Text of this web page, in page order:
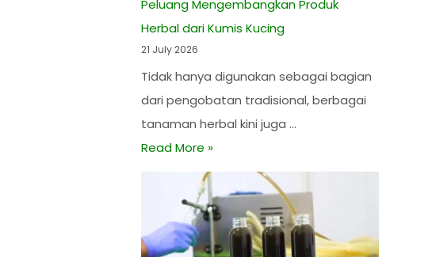
Peluang Mengembangkan Produk
Herbal dari Kumis Kucing
21 July 2026
Tidak hanya digunakan sebagai bagian
dari pengobatan tradisional, berbagai
tanaman herbal kini juga …
Read More »